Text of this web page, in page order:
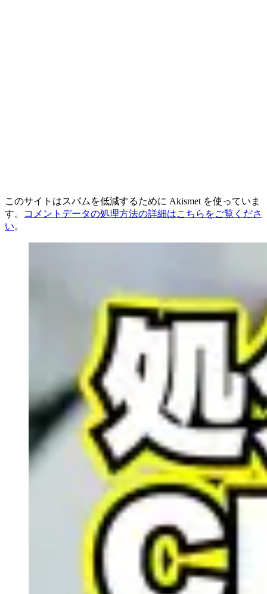
このサイトはスパムを低減するために Akismet を使っていま
す。
コメントデータの処理方法の詳細はこちらをご覧くださ
い。